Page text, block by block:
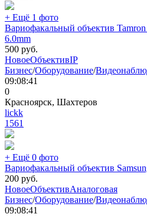
+ Ещё 1 фото
Вариофакальный объектив
6.0mm
500 руб.
НовоеОбъективIP
Бизнес/Оборудование/
09:08:41
0
Красноярск, Шахтеров
lickk
1561
+ Ещё 0 фото
Вариофакальный объектив
200 руб.
НовоеОбъективАналоговая
Бизнес/Оборудование/
09:08:41